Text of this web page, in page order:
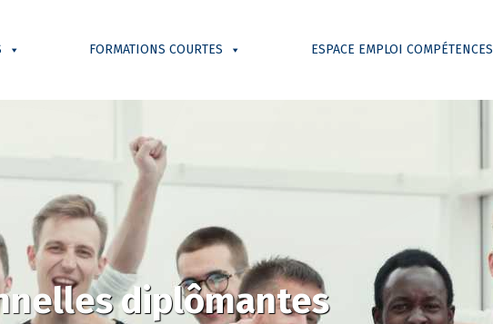
FORMATIONS COURTES ESPACE EMPLOI COMPÉTENCES
diplômantes